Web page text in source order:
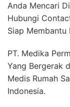
Anda Mencari
Hubungi
Siap Membantu
PT. Medika
Yang Bergerak
Medis Rumah
Indonesia.